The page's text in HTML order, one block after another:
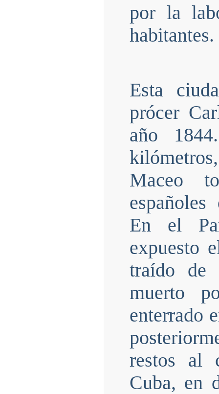
por la
habitantes.
Esta
prócer
año
Maceo
En el
expuesto
traído de
muerto
enterrado
restos al
Cuba, en